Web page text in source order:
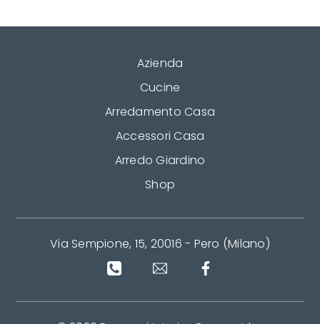
Azienda
Cucine
Arredamento Casa
Accessori Casa
Arredo Giardino
Shop
Via Sempione, 15, 20016 - Pero (Milano)